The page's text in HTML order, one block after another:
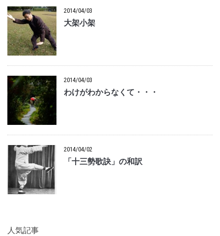
2014/04/03
大架小架
2014/04/03
わけがわからなくて・・・
2014/04/02
「十三勢歌訣」の和訳
人気記事